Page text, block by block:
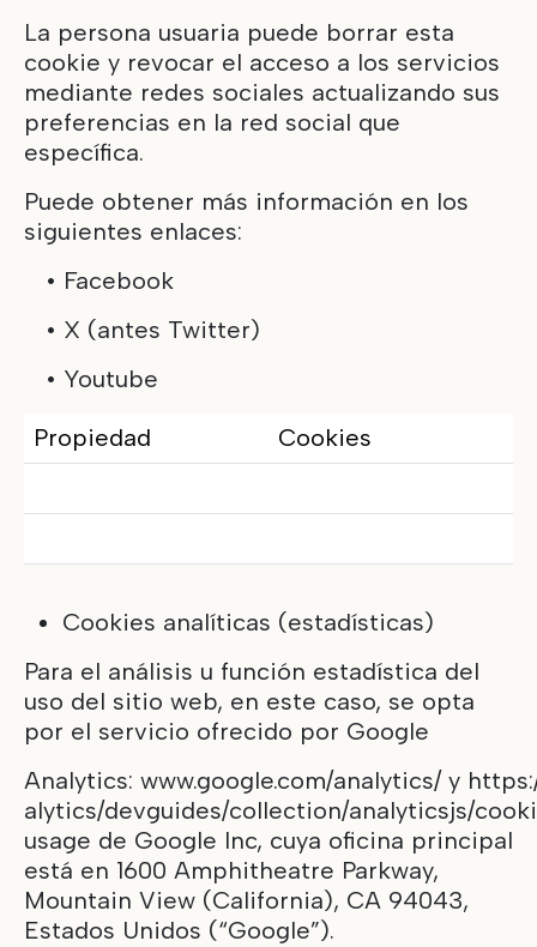
La persona usuaria puede borrar esta
cookie y revocar el acceso a los servicios
mediante redes sociales actualizando sus
preferencias en la red social que
específica.
Puede obtener más información en los
siguientes enlaces:
• Facebook
• X (antes Twitter)
• Youtube
Propiedad Cookies
Cookies analíticas (estadísticas)
Para el análisis u función estadística del
uso del sitio web, en este caso, se opta
por el servicio ofrecido por Google
Analytics: www.google.com/analytics/y
alytics/devguides/collection/analyticsjs/
usage de Google Inc, cuya oficina principal
está en 1600 Amphitheatre Parkway,
Mountain View (California), CA 94043,
Estados Unidos (“Google”).